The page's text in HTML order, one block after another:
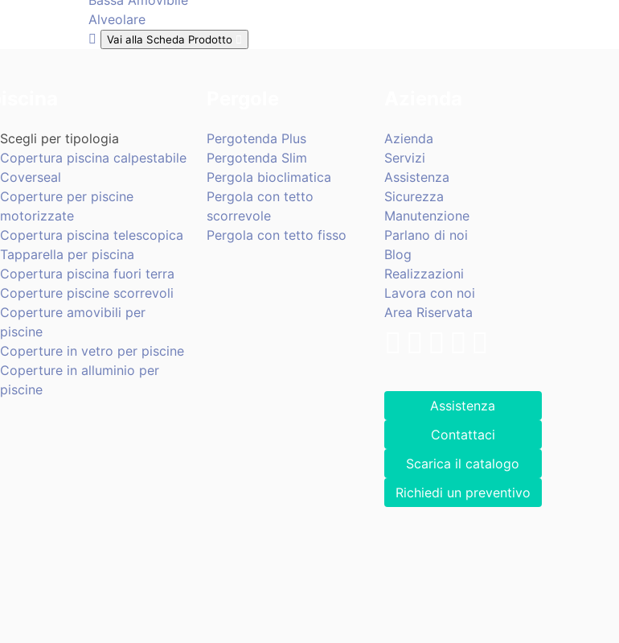
Alveolare
Vai alla Scheda Prodotto
Scegli per tipologia
Copertura piscina calpestabile
Coverseal
Coperture per piscine
motorizzate
Copertura piscina telescopica
Tapparella per piscina
Copertura piscina fuori terra
Coperture piscine scorrevoli
Coperture amovibili per
piscine
Coperture in vetro per piscine
Coperture in alluminio per
piscine
Pergotenda Plus
Pergotenda Slim
Pergola bioclimatica
Pergola con tetto
scorrevole
Pergola con tetto fisso
Azienda
Servizi
Assistenza
Sicurezza
Manutenzione
Parlano di noi
Blog
Realizzazioni
Lavora con noi
Area Riservata
Assistenza
Contattaci
Scarica il catalogo
Richiedi un preventivo